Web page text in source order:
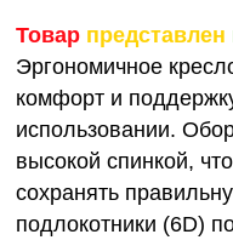
Товар представлен
Эргономичное
комфорт и
использовании.
высокой спинкой,
сохранять
подлокотники (6D)